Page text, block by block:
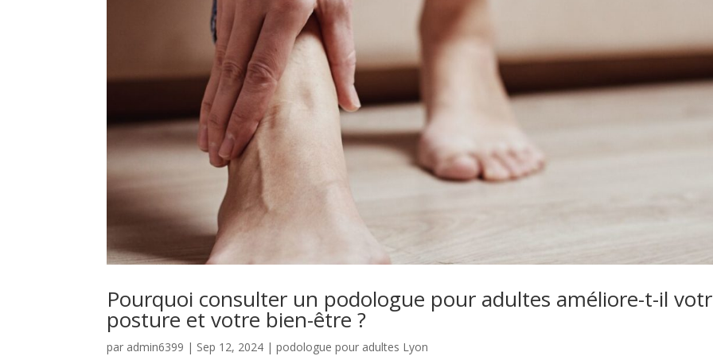
Pourquoi consulter un podologue pour adultes améliore-t-il
posture et votre bien-être ?
par admin6399 | Sep 12, 2024 |podologue pour adultes Lyon